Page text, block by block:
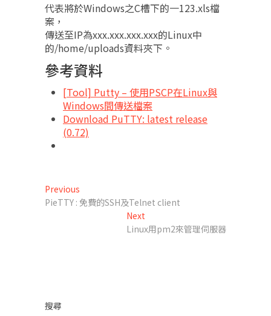
代表將於Windows之C槽下的一123.xls檔
案，
傳送至IP為xxx.xxx.xxx.xxx的Linux中
的/home/uploads資料夾下。
參考資料
[Tool] Putty – 使用PSCP在Linux與
Windows間傳送檔案
Download PuTTY: latest release
(0.72)
文
章
Previous
post:
PieTTY : 免費的SSH及Telnet client
Next
post:
Linux用pm2來管理伺服器
搜尋